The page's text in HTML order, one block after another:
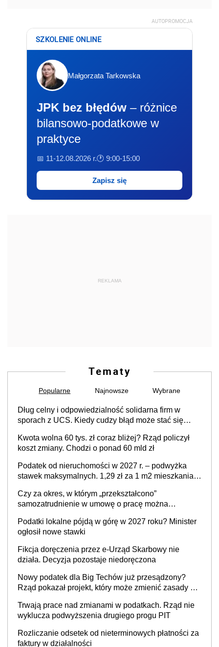
AUTOPROMOCJA
SZKOLENIE ONLINE
Małgorzata Tarkowska
JPK bez błędów – różnice
bilansowo-podatkowe w
praktyce
📅 11-12.08.2026 r.🕐 9:00-15:00
Zapisz się
REKLAMA
Tematy
Popularne Najnowsze Wybrane
Dług celny i odpowiedzialność solidarna firm w
sporach z UCS. Kiedy cudzy błąd może stać się
Kwota wolna 60 tys. zł coraz bliżej? Rząd policzył
koszt zmiany. Chodzi o ponad 60 mld zł
Podatek od nieruchomości w 2027 r. – podwyżka
stawek maksymalnych. 1,29 zł za 1 m2 mieszkania,
prowadzeniem działalności gospodarczej
Czy za okres, w którym „przekształcono”
samozatrudnienie w umowę o pracę można
cywilnoprawnej jedynym racjonalnym wyjściem
Podatki lokalne pójdą w górę w 2027 roku? Minister
ogłosił nowe stawki
Fikcja doręczenia przez e-Urząd Skarbowy nie
działa. Decyzja pozostaje niedoręczona
Nowy podatek dla Big Techów już przesądzony?
Rząd pokazał projekt, który może zmienić zasady gry
Trwają prace nad zmianami w podatkach. Rząd nie
wyklucza podwyższenia drugiego progu PIT
Rozliczanie odsetek od nieterminowych płatności za
faktury w działalności